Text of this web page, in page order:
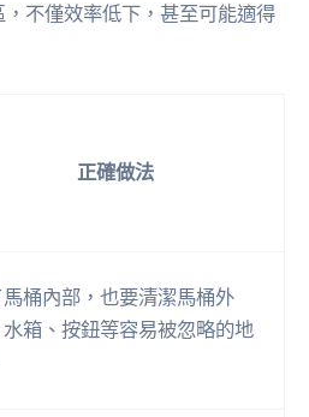
不僅效率低下，甚至可能適得
正確做法
馬桶內部，也要清潔馬桶外
箱、按鈕等容易被忽略的地